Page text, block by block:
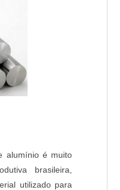
alumínio é muito
brasileira,
utilizado para